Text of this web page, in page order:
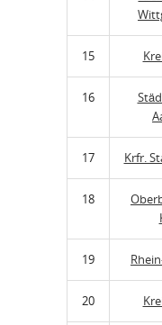
15
16
17 Krfr.
18
19
20